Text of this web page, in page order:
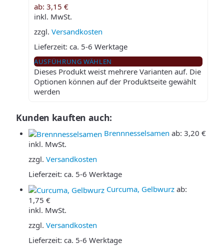
ab: 3,15 €
inkl. MwSt.
zzgl. Versandkosten
Lieferzeit: ca. 5-6 Werktage
AUSFÜHRUNG WÄHLEN
Dieses Produkt weist mehrere Varianten auf. Die
Optionen können auf der Produktseite gewählt
werden
Kunden kauften auch:
Brennnesselsamen ab: 3,20 €
inkl. MwSt.
zzgl. Versandkosten
Lieferzeit: ca. 5-6 Werktage
Curcuma, Gelbwurz ab:
1,75 €
inkl. MwSt.
zzgl. Versandkosten
Lieferzeit: ca. 5-6 Werktage